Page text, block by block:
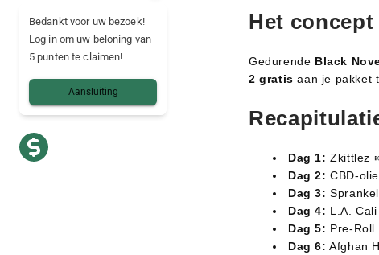
Het
Gedurende Black
2 gratis aan je pakket
Dag 1: Zkittlez
Dag 2: CBD-olie
Dag 3:
Dag 4: L.A. Cali
Dag 5: Pre-Roll
Dag 6: Afghan
Bedankt voor uw bezoek!
Log in om uw beloning van
5 punten te claimen!
Aansluiting